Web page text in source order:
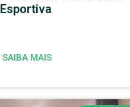
Esportiva
SAIBA MAIS